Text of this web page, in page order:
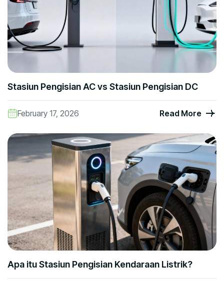
Stasiun Pengisian AC vs Stasiun Pengisian DC
February 17, 2026 Read More
Apa itu Stasiun Pengisian Kendaraan Listrik?